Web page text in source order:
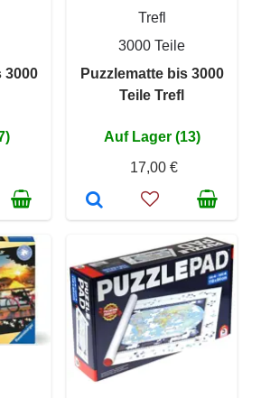
3000
Trefl
3000 Teile
Puzzlematte bis 3000
Teile Trefl
Auf Lager (13)
17,00 €